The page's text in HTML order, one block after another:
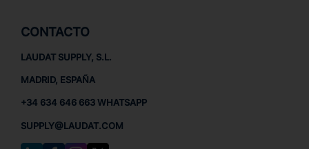
CONTACTO
LAUDAT SUPPLY, S.L.
MADRID, ESPAÑA
+34 634 646 663 WHATSAPP
SUPPLY@LAUDAT.COM